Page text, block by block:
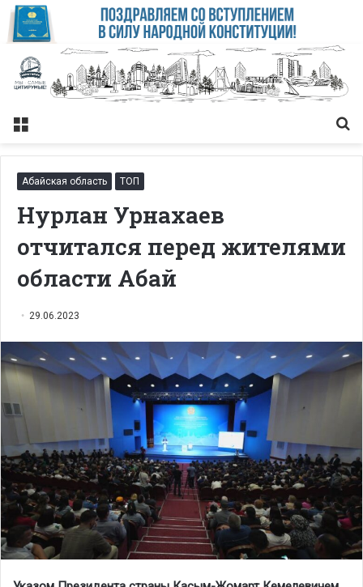
Меню
Абайская область ТОП
Нурлан Урнахаев
отчитался перед жителями
области Абай
29.06.2023